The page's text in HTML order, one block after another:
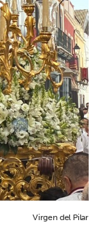
Virgen del Pilar